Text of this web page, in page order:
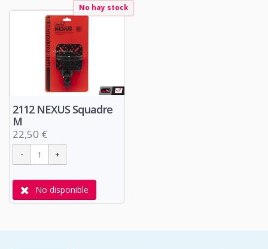
No hay stock
2112 NEXUS Squadre
M
22,50 €
No disponible